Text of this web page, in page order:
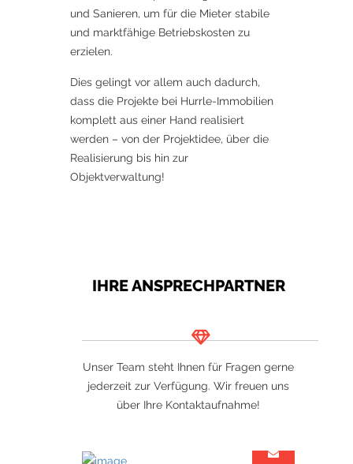
und Sanieren, um für die Mieter stabile
und marktfähige Betriebskosten zu
erzielen.
Dies gelingt vor allem auch dadurch,
dass die Projekte bei Hurrle-Immobilien
komplett aus einer Hand realisiert
werden – von der Projektidee, über die
Realisierung bis hin zur
Objektverwaltung!
IHRE ANSPRECHPARTNER
Unser Team steht Ihnen für Fragen gerne
jederzeit zur Verfügung. Wir freuen uns
über Ihre Kontaktaufnahme!